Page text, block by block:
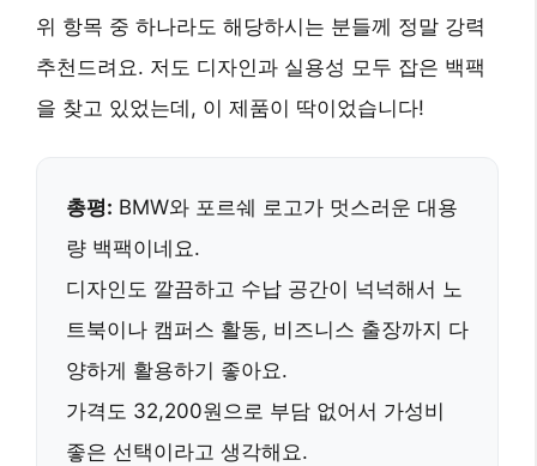
위 항목 중 하나라도 해당하시는 분들께 정말 강력
추천드려요. 저도 디자인과 실용성 모두 잡은 백팩
을 찾고 있었는데, 이 제품이 딱이었습니다!
총평: BMW와 포르쉐 로고가 멋스러운 대용
량 백팩이네요.
디자인도 깔끔하고 수납 공간이 넉넉해서 노
트북이나 캠퍼스 활동, 비즈니스 출장까지 다
양하게 활용하기 좋아요.
가격도 32,200원으로 부담 없어서 가성비
좋은 선택이라고 생각해요.